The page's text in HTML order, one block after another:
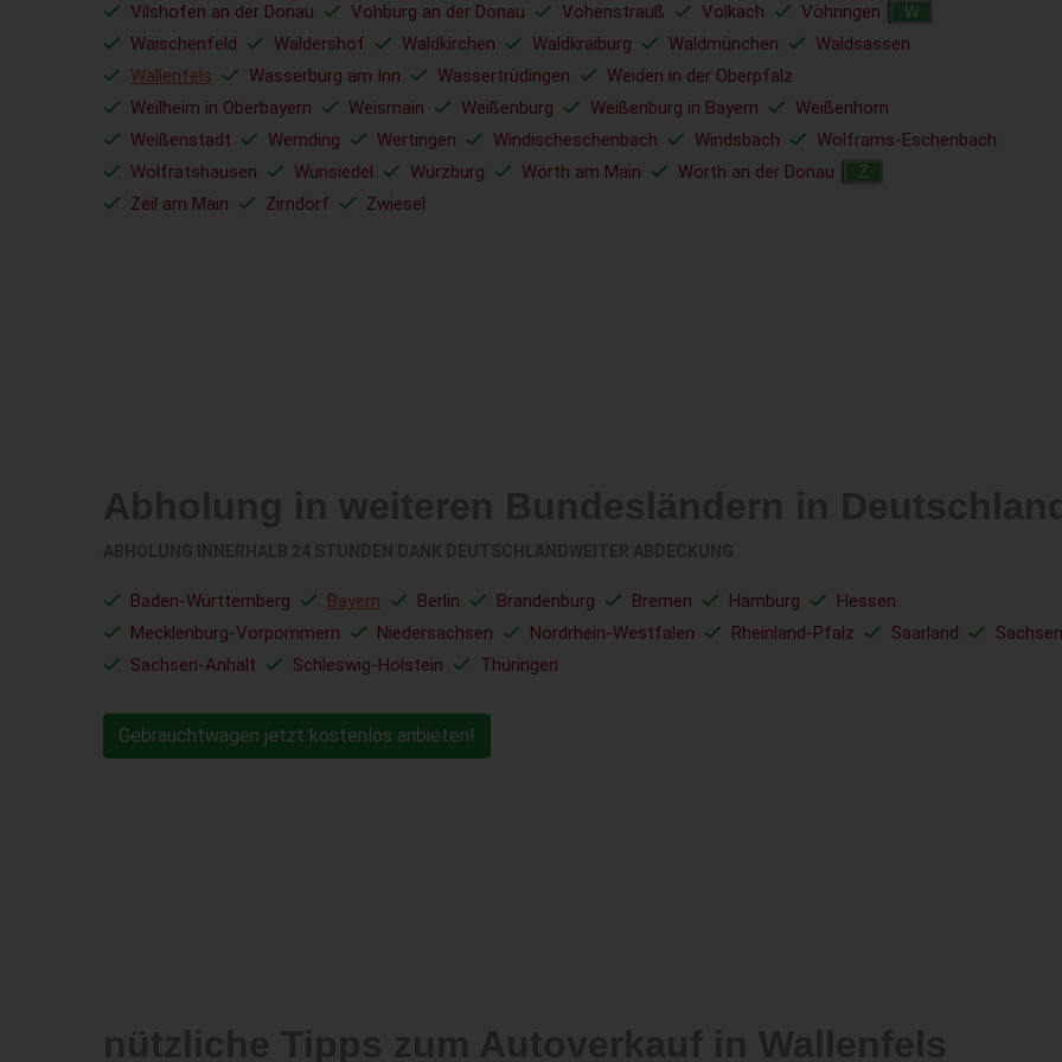
Vilshofen an der Donau Vohburg an der Donau Vohenstrauß Volkach Vöhringen W
Waischenfeld Waldershof Waldkirchen Waldkraiburg Waldmünchen
Waldsassen
Wallenfels
Wasserburg am Inn Wassertrüdingen
Weiden in der Oberpfalz
Weilheim in Oberbayern
Weismain Weißenburg Weißenburg in Bayern
Weißenhorn
Weißenstadt
Wemding Wertingen Windischeschenbach Windsbach
Wolframs-Eschenbach
Wolfratshausen
Wunsiedel Würzburg Wörth am Main Wörth an der Donau Z
Zeil am Main Zirndorf Zwiesel
Baden-Württemberg Bayern Berlin Brandenburg Bremen Hamburg
Hessen
Mecklenburg-Vorpommern
Niedersachsen Nordrhein-Westfalen Rheinland-Pfalz Saarland
Sachsen
Sachsen-Anhalt
Schleswig-Holstein Thüringen
Gebrauchtwagen jetzt kostenlos anbieten!